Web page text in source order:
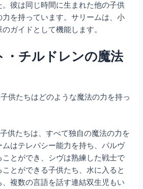
彼は同じ時間に生まれた他の子供
を持っています。サリームは、小
ガイドとして機能します。
・チルドレンの魔法
供たちはどのような魔法の力を持っ
供たちは、すべて独自の魔法の力を
はテレパシー能力を持ち、パルヴ
ことができ、シヴは熟練した戦士で
とができる子供たち、水に入ると
複数の言語を話す連結双生児もい